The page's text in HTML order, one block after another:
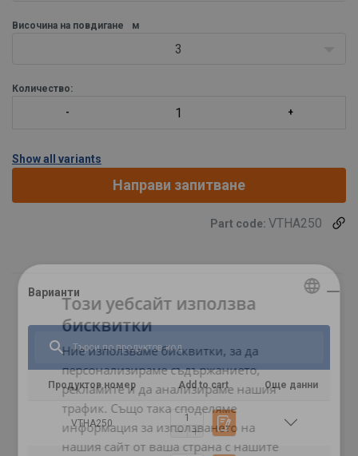
Височина на повдигане м
3
Количество:
Show all variants
Направи запитване
Part code: VTHA250
Продуктов номер Add to cart Още данни
VTHA250
BULGARIAN
ENGLISH TRANSLATION
Този уебсайт използва
бисквитки
Ние използваме бисквитки, за да
персонализираме съдържанието,
рекламите и да анализираме нашия
трафик. Също така споделяме
информация за използването на
нашия сайт от ваша страна с нашите